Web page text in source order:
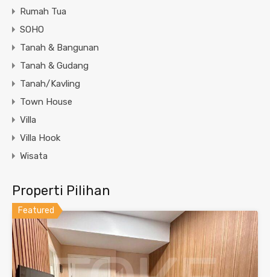
Rumah Tua
SOHO
Tanah & Bangunan
Tanah & Gudang
Tanah/Kavling
Town House
Villa
Villa Hook
Wisata
Properti Pilihan
Featured